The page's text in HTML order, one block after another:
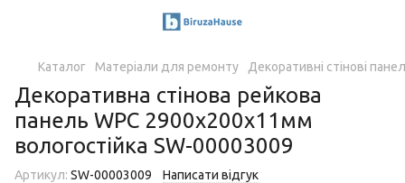
Каталог Матеріали для ремонту Декоративні стінові
Декоративна стінова рейкова
панель WPC 2900х200х11мм
вологостійка SW-00003009
Артикул: SW-00003009 Написати відгук